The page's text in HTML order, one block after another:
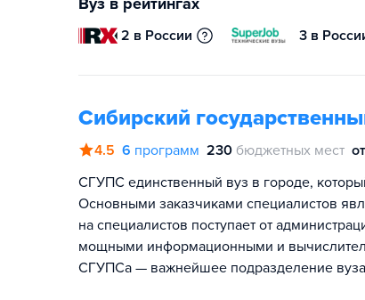
2 в России 3 в
Сибирский
4.5 6 программ 230 бюджетных мест
СГУПС единственный вуз в городе,
Основными заказчиками специалистов
на специалистов поступает от
мощными информационными и
СГУПСа — важнейшее подразделение